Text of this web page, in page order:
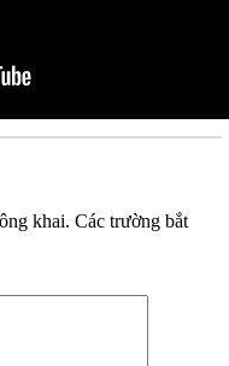
khai. Các trường bắt